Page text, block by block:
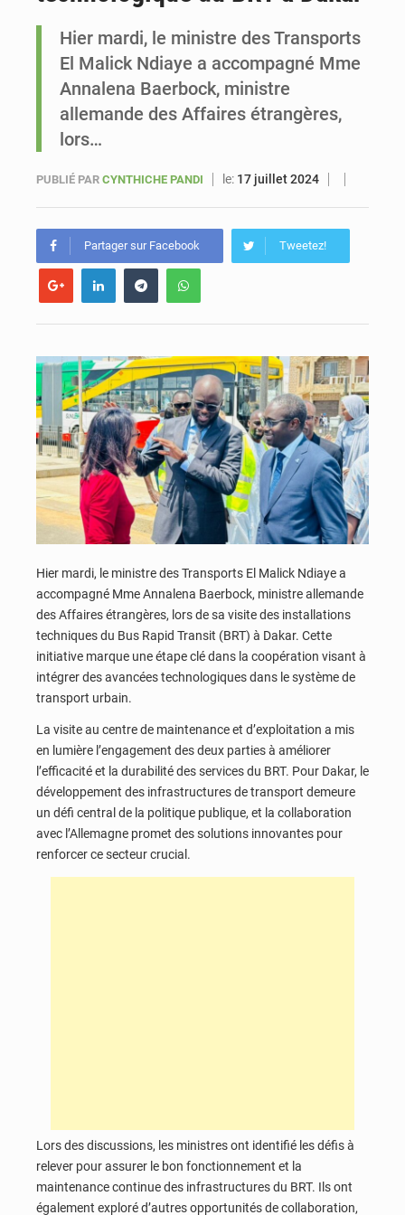
Sénégal : Ousmane Diagne prêtera serment le 11 août comme président du Conseil constitutionnel
Hier mardi, le ministre des Transports
El Malick Ndiaye a accompagné Mme
Annalena Baerbock, ministre
allemande des Affaires étrangères,
lors…
PUBLIÉ PAR CYNTHICHE PANDI le: 17 juillet 2024
Partager sur Facebook Tweetez!
Hier mardi, le ministre des Transports El Malick Ndiaye a
accompagné Mme Annalena Baerbock, ministre allemande
des Affaires étrangères, lors de sa visite des installations
techniques du Bus Rapid Transit (BRT) à Dakar. Cette
initiative marque une étape clé dans la coopération visant à
intégrer des avancées technologiques dans le système de
transport urbain.
La visite au centre de maintenance et d’exploitation a mis
en lumière l’engagement des deux parties à améliorer
l’efficacité et la durabilité des services du BRT. Pour Dakar, le
développement des infrastructures de transport demeure
un défi central de la politique publique, et la collaboration
avec l’Allemagne promet des solutions innovantes pour
renforcer ce secteur crucial.
Lors des discussions, les ministres ont identifié les défis à
relever pour assurer le bon fonctionnement et la
maintenance continue des infrastructures du BRT. Ils ont
également exploré d’autres opportunités de collaboration,